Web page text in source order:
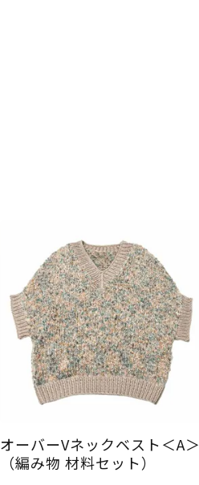
オーバーVネックベスト＜A＞
（編み物 材料セット）